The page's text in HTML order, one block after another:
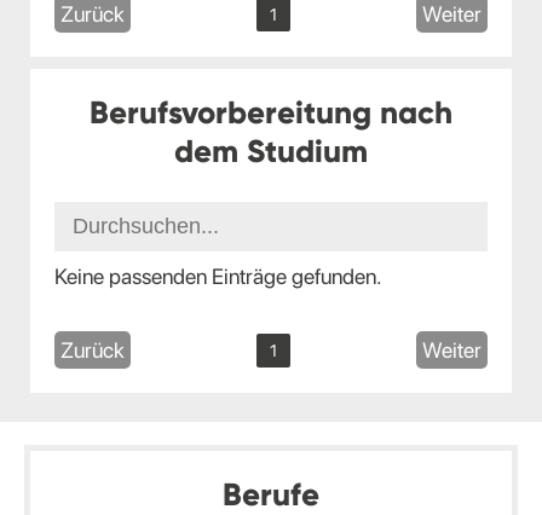
Zurück 1 Weiter
Berufsvorbereitung nach
dem Studium
Keine passenden Einträge gefunden.
Zurück 1 Weiter
Berufe